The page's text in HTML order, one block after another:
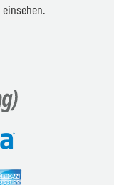
einsehen.